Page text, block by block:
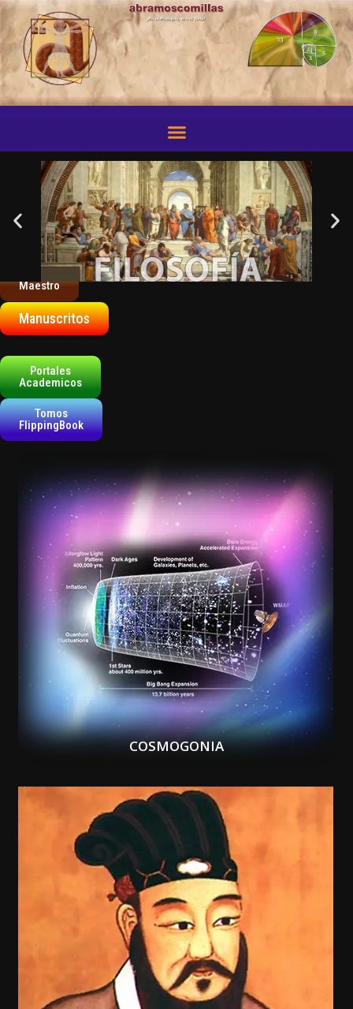
Si Yo
Maestro
Manuscritos
Portales
Academicos
Tomos
FlippingBook
COSMOGONIA